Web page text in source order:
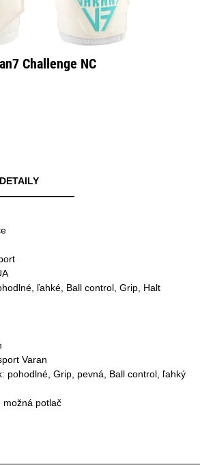
Challenge NC
ľahké, Ball control, Grip, Halt
Varan
pohodlné, Grip, pevná, Ball control, ľahký
možná potlač